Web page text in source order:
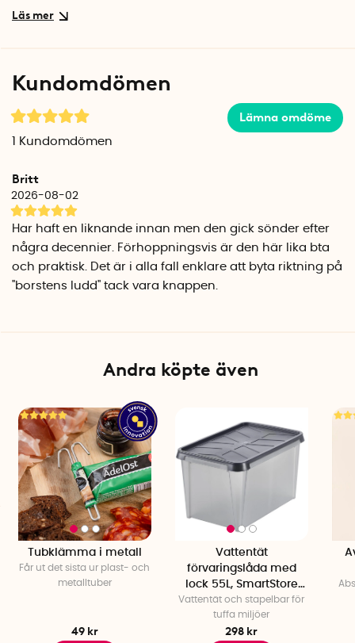
Borstens huvud roterar så att du enkelt kan anpassa vinkeln
framme i hallen eller garderoben.
Specifikationer
Material: Plast och mikrofiber
Kundomdömen
Lämna omdöme
Kundomdömen
Britt
2026-08-02
Har haft en liknande innan men den gick sönder efter
några decennier. Förhoppningsvis är den här lika bta
och praktisk. Det är i alla fall enklare att byta riktning på
''borstens ludd'' tack vara knappen.
Andra köpte även
Tubklämma i metall
Får ut det sista ur plast- och
metalltuber
49 kr
Vattentät
förvaringslåda med
lock 55L, SmartStore
Dry
Vattentät och stapelbar för
tuffa miljöer
298 kr